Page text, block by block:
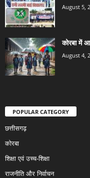
August 5,
कोरबा में
August 4,
POPULAR CATEGORY
छत्तीसगढ़
कोरबा
शिक्षा एवं उच्च-शिक्षा
राजनीति और निर्वाचन